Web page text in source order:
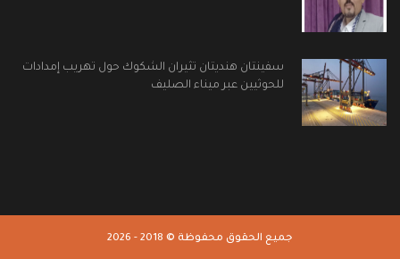
سفينتان هنديتان تثيران الشكوك حول تهريب إمدادات
للحوثيين عبر ميناء الصليف
جميع الحقوق محفوظة © 2018 - 2026